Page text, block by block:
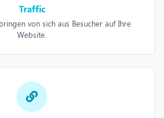
Traffic
von sich aus Besucher auf Ihre
Website.